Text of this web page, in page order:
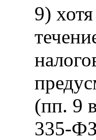
9)
(пп. 9
335-